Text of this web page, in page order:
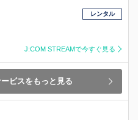
レンタル
J:COM STREAMで今すぐ見る
ビスをもっと見る